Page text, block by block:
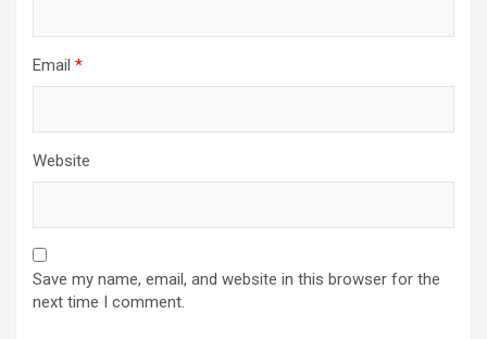
Email *
Website
Save my name, email, and website in this browser for the
next time I comment.